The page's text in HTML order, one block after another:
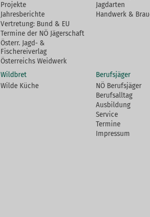
Projekte
Jahresberichte
Vertretung: Bund & EU
Termine der NÖ Jägerschaft
Österr. Jagd- &
Fischereiverlag
Österreichs Weidwerk
Jagdarten
Handwerk &
Wildbret
Wilde Küche
Berufsjäger
NÖ Berufsjäger
Berufsalltag
Ausbildung
Service
Termine
Impressum